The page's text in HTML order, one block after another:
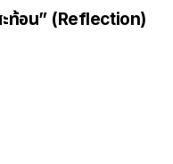
ะท้อน” (Reflection)